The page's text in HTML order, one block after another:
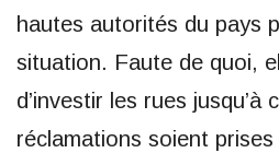
hautes autorités du pays
situation. Faute de quoi,
d’investir les rues jusqu’à
réclamations soient